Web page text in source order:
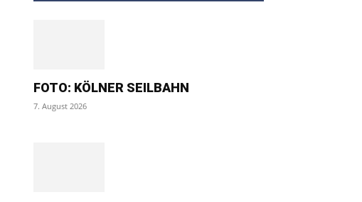
FOTO: KÖLNER SEILBAHN
7. August 2026